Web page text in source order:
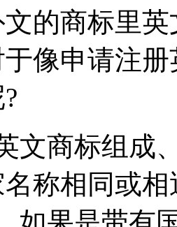
的商标里
像申请注
文商标组成
称相同或